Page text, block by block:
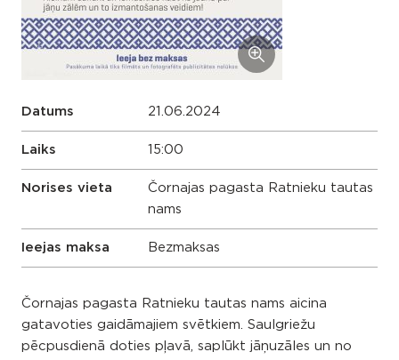
Datums 21.06.2024
Laiks 15:00
Norises vieta
Čornajas pagasta Ratnieku tautas
nams
Ieejas maksa Bezmaksas
Čornajas pagasta Ratnieku tautas nams aicina
gatavoties gaidāmajiem svētkiem. Saulgriežu
pēcpusdienā doties pļavā, saplūkt jāņuzāles un no